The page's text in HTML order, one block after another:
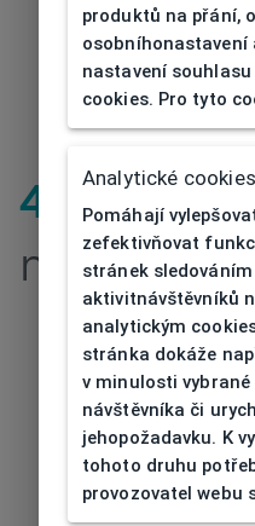
404|
nenalezena
produktů na přání,
osobníhonastavení
nastavení
cookies. Pro tyto
Analytické cookies
Pomáhají
zefektivňovat
stránek sledováním
aktivitnávštěvníků
analytickým
stránka dokáže
v minulosti vybrané
návštěvníka či
jehopožadavku. K
tohoto druhu
provozovatel webu